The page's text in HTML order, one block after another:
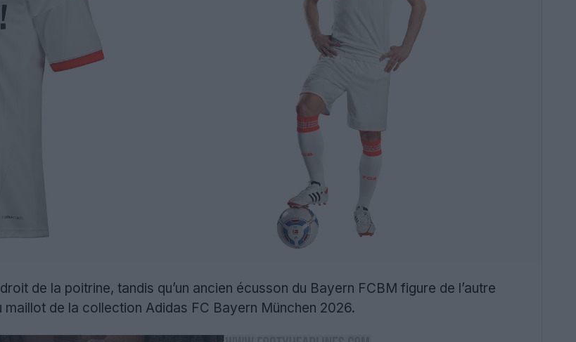
de la poitrine, tandis qu’un ancien écusson du Bayern FCBM figure de l’autre
de la collection Adidas FC Bayern München 2026.